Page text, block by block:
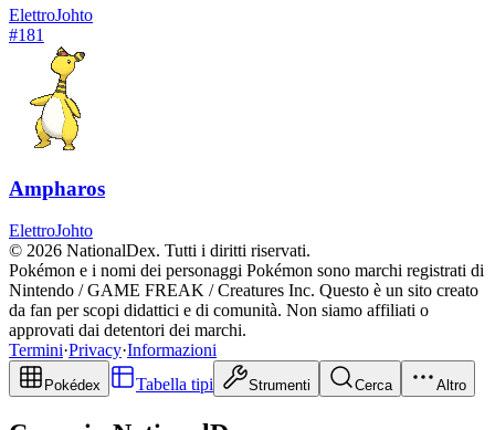
ElettroJohto
#181
Ampharos
ElettroJohto
© 2026 NationalDex. Tutti i diritti riservati.
Pokémon e i nomi dei personaggi Pokémon sono marchi registrati di
Nintendo / GAME FREAK / Creatures Inc. Questo è un sito creato
da fan per scopi didattici e di comunità. Non siamo affiliati o
approvati dai detentori dei marchi.
Termini·Privacy·Informazioni
Pokédex Tabella tipi Strumenti Cerca Altro